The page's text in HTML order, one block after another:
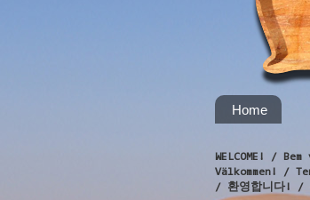
Home
WELCOME! /
Välkommen! /
/ 환영합니다! /